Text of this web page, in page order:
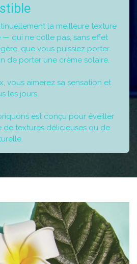
la meilleure texture
qui ne colle pas, sans effet
que vous puissiez porter
de porter une crème solaire.
vous aimerez sa sensation et
les jours.
est conçu pour éveiller
de textures délicieuses ou de